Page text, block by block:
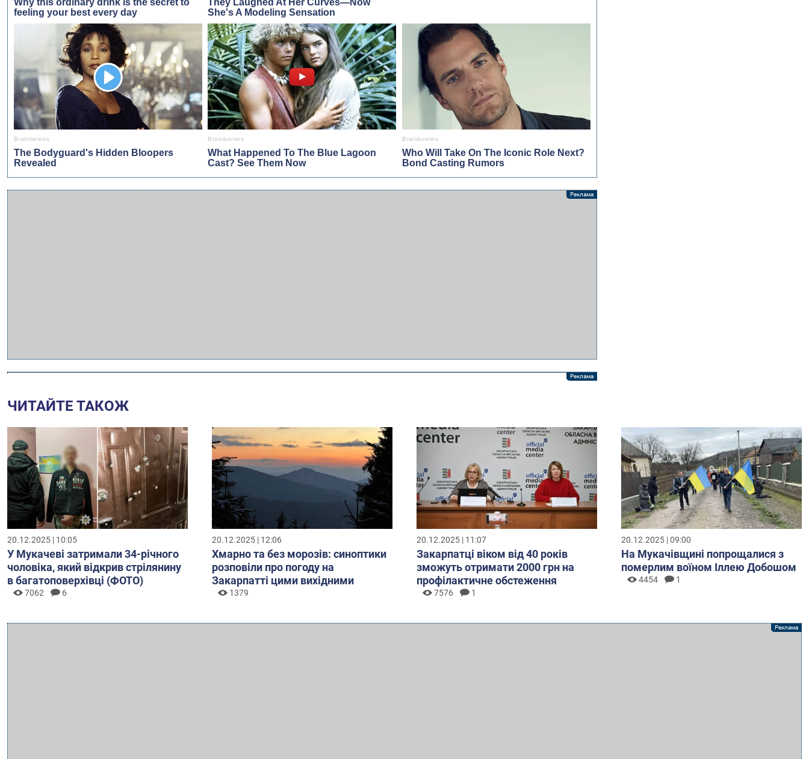
ЧИТАЙТЕ ТАКОЖ
20.12.2025 | 10:05
У Мукачеві затримали 34-річного
чоловіка, який відкрив стрілянину
в багатоповерхівці (ФОТО)
7062 6
20.12.2025 | 12:06
Хмарно та без морозів: синоптики
розповіли про погоду на
Закарпатті цими вихідними
1379
20.12.2025 | 11:07
Закарпатці віком від 40 років
зможуть отримати 2000 грн на
профілактичне обстеження
7576 1
20.12.2025 | 09:00
На Мукачівщині попрощалися з
померлим воїном Іллею Добошом
4454 1